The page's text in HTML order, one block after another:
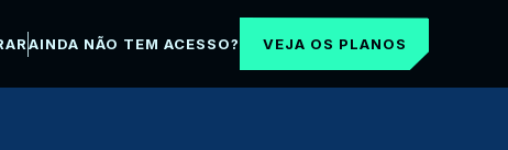
AINDA NÃO TEM ACESSO? VEJA OS PLANOS